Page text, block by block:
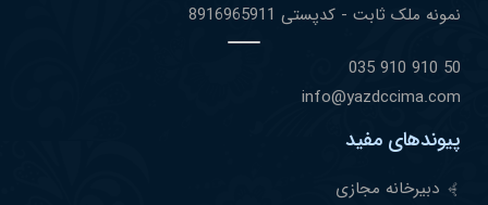
نمونه ملک ثابت - کدپستی 8916965911
50 910 910 035
info@yazdccima.com
پیوندهای مفید
دبیرخانه مجازی